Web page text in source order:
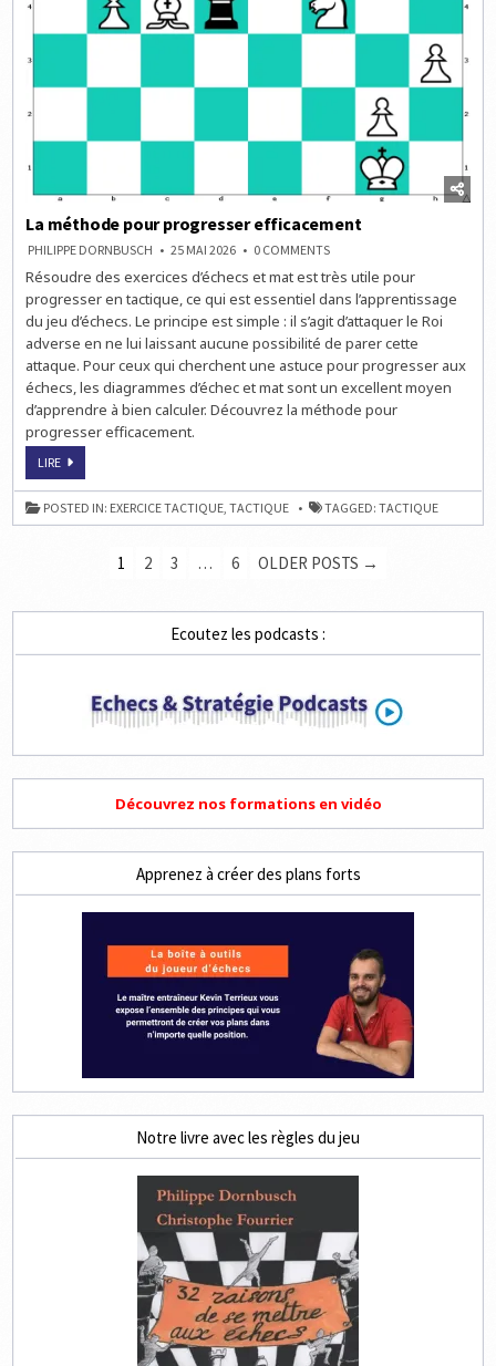
La méthode pour progresser efficacement
PHILIPPE DORNBUSCH 25 MAI 2026 0 COMMENTSON
MÉTHODE
PROGRESSER
EFFICACEMENT
Résoudre des exercices d’échecs et mat est très utile pour
progresser en tactique, ce qui est essentiel dans l’apprentissage
du jeu d’échecs. Le principe est simple : il s’agit d’attaquer le Roi
adverse en ne lui laissant aucune possibilité de parer cette
attaque. Pour ceux qui cherchent une astuce pour progresser aux
échecs, les diagrammes d’échec et mat sont un excellent moyen
d’apprendre à bien calculer. Découvrez la méthode pour
progresser efficacement.
LIRELA
POUR
PROGRESSER
EFFICACEMENT
POSTED IN: EXERCICE TACTIQUE ,TACTIQUE TAGGED:TACTIQUE
PAGINATION
PUBLICATIONS
1 2 3 … 6 OLDER POSTS →
Ecoutez les podcasts :
Découvrez nos formations en vidéo
Apprenez à créer des plans forts
Notre livre avec les règles du jeu